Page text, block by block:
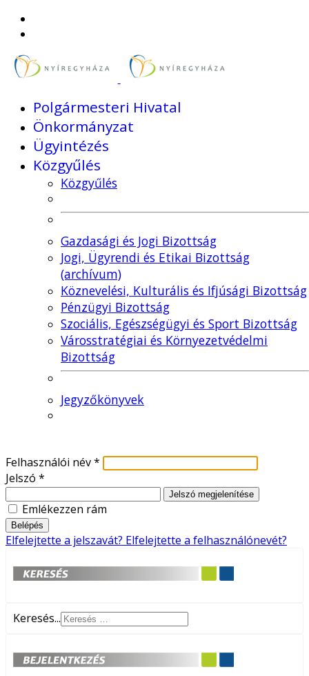
Polgármesteri Hivatal
Önkormányzat
Ügyintézés
Közgyűlés
Közgyűlés
Gazdasági és Jogi Bizottság
Jogi, Ügyrendi és Etikai Bizottság
(archívum)
Köznevelési, Kulturális és Ifjúsági Bizottság
Pénzügyi Bizottság
Szociális, Egészségügyi és Sport Bizottság
Városstratégiai és Környezetvédelmi
Bizottság
Jegyzőkönyvek
Felhasználói név*
Jelszó *
Jelszó megjelenítése
Emlékezzen rám
Belépés
Elfelejtette a jelszavát? Elfelejtette a felhasználónevét?
Keresés...